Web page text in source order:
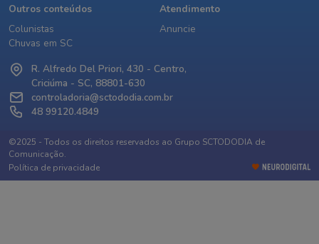
Outros conteúdos
Colunistas
Chuvas em SC
Atendimento
Anuncie
R. Alfredo Del Priori, 430 - Centro,
Criciúma - SC, 88801-630
controladoria@sctododia.com.br
48 99120.4849
©2025 - Todos os direitos reservados ao Grupo SCTODODIA de
Comunicação.
Política de privacidade